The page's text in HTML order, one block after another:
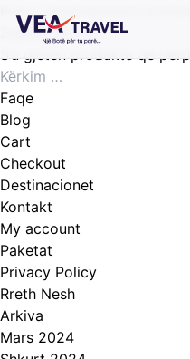
Kreu/ Destinacionet
Zaanse Schan
S’u gjetën produkte që
Kërko
për:
Faqe
Blog
Cart
Checkout
Destinacionet
Kontakt
My account
Paketat
Privacy Policy
Rreth Nesh
Arkiva
Mars 2024